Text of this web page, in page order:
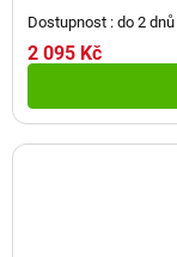
Dostupnost : do 2 dnů
2 095 Kč